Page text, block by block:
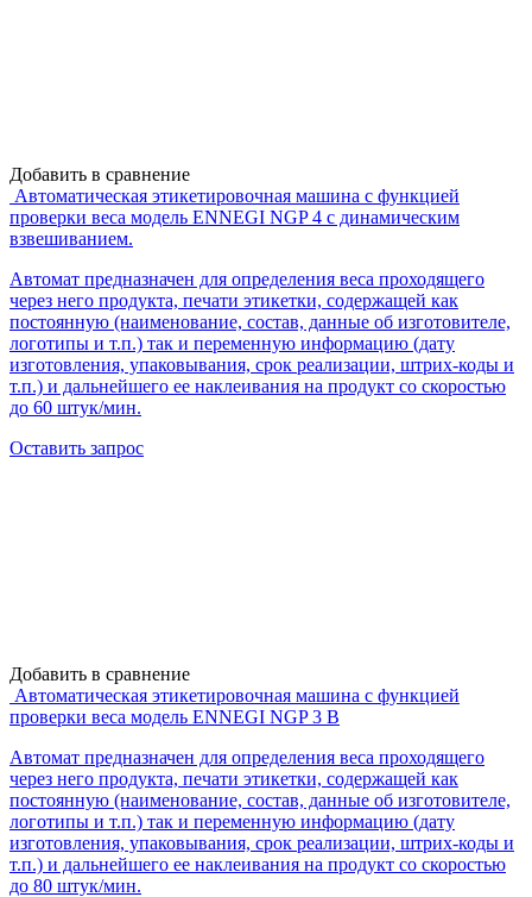
Добавить в сравнение
Автоматическая этикетировочная машина с функцией
проверки веса модель ENNEGI NGP 4 c динамическим
взвешиванием.
Автомат предназначен для определения веса проходящего
через него продукта, печати этикетки, содержащей как
постоянную (наименование, состав, данные об изготовителе,
логотипы и т.п.) так и переменную информацию (дату
изготовления, упаковывания, срок реализации, штрих-коды и
т.п.) и дальнейшего ее наклеивания на продукт со скоростью
до 60 штук/мин.
Оставить запрос
Добавить в сравнение
Автоматическая этикетировочная машина с функцией
проверки веса модель ENNEGI NGP 3 В
Автомат предназначен для определения веса проходящего
через него продукта, печати этикетки, содержащей как
постоянную (наименование, состав, данные об изготовителе,
логотипы и т.п.) так и переменную информацию (дату
изготовления, упаковывания, срок реализации, штрих-коды и
т.п.) и дальнейшего ее наклеивания на продукт со скоростью
до 80 штук/мин.